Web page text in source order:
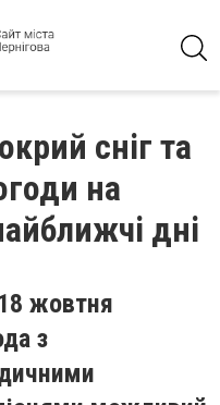
сніг та
на
дні
жовтня
з